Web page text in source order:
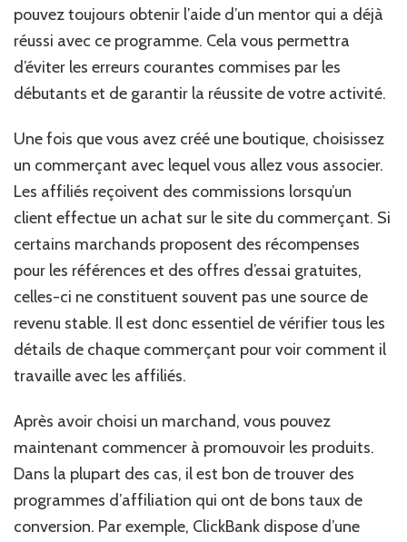
pouvez toujours obtenir l’aide d’un mentor qui a déjà
réussi avec ce programme. Cela vous permettra
d’éviter les erreurs courantes commises par les
débutants et de garantir la réussite de votre activité.
Une fois que vous avez créé une boutique, choisissez
un commerçant avec lequel vous allez vous associer.
Les affiliés reçoivent des commissions lorsqu’un
client effectue un achat sur le site du commerçant. Si
certains marchands proposent des récompenses
pour les références et des offres d’essai gratuites,
celles-ci ne constituent souvent pas une source de
revenu stable. Il est donc essentiel de vérifier tous les
détails de chaque commerçant pour voir comment il
travaille avec les affiliés.
Après avoir choisi un marchand, vous pouvez
maintenant commencer à promouvoir les produits.
Dans la plupart des cas, il est bon de trouver des
programmes d’affiliation qui ont de bons taux de
conversion. Par exemple, ClickBank dispose d’une